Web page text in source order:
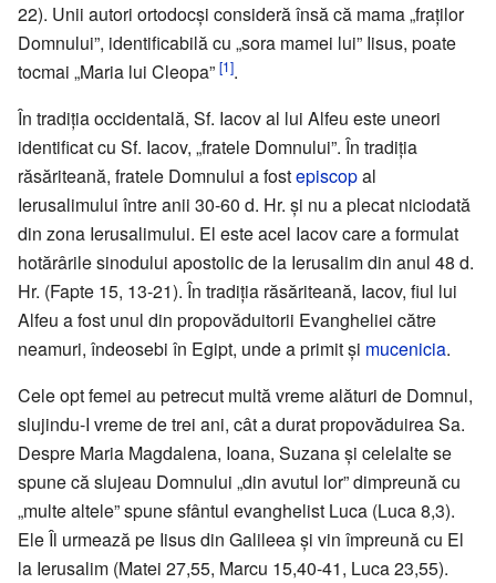
22). Unii autori ortodocși consideră însă că mama „fraților
Domnului”, identificabilă cu „sora mamei lui” Iisus, poate
tocmai „Maria lui Cleopa” [1].
În tradiția occidentală, Sf. Iacov al lui Alfeu este uneori
identificat cu Sf. Iacov, „fratele Domnului”. În tradiția
răsăriteană, fratele Domnului a fostepiscopal
Ierusalimului între anii 30-60 d. Hr. și nu a plecat niciodată
din zona Ierusalimului. El este acel Iacov care a formulat
hotărârile sinodului apostolic de la Ierusalim din anul 48 d.
Hr. (Fapte 15, 13-21). În tradiția răsăriteană, Iacov, fiul lui
Alfeu a fost unul din propovăduitorii Evangheliei către
neamuri, îndeosebi în Egipt, unde a primit și mucenicia.
Cele opt femei au petrecut multă vreme alături de Domnul,
slujindu-I vreme de trei ani, cât a durat propovăduirea Sa.
Despre Maria Magdalena, Ioana, Suzana și celelalte se
spune că slujeau Domnului „din avutul lor” dimpreună cu
„multe altele” spune sfântul evanghelist Luca (Luca 8,3).
Ele Îl urmează pe Iisus din Galileea și vin împreună cu El
la Ierusalim (Matei 27,55, Marcu 15,40-41, Luca 23,55).